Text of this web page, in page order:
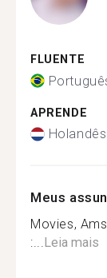
FLUENTE
APRENDE
Holandês
Meus
Movies,
:...Leia mais